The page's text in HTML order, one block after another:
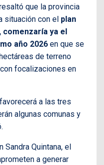
que la provincia
situación con el plan
ya el
año 2026 en que se
de terreno
focalizaciones en
a las tres
algunas comunas y
Sandra Quintana, el
a generar